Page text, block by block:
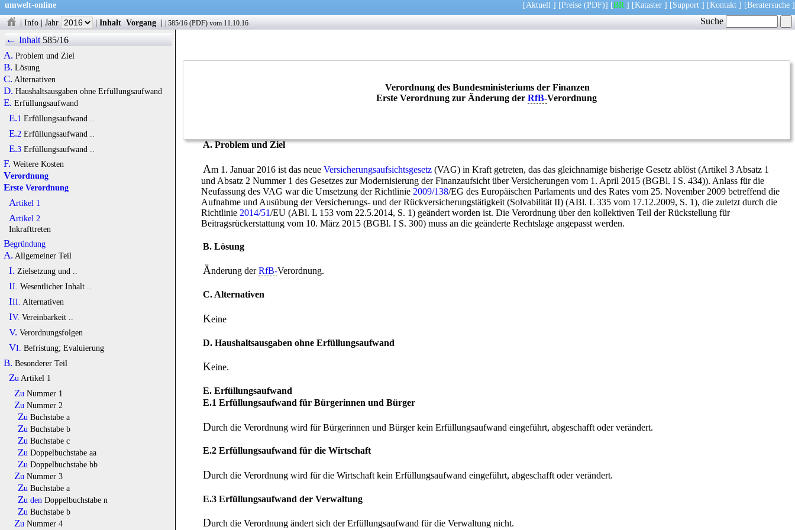
umwelt-online [Aktuell ] [Preise (PDF)] [BR ] [Kataster ] [Support ] [Kontakt ] [Beratersuche ]
| Info | Jahr | Inhalt Vorgang | 585/16 (PDF) vom 11.10.16
Verordnung des Bundesministeriums der Finanzen
Erste Verordnung zur Änderung der RfB-Verordnung
A. Problem und Ziel
Am 1. Januar 2016 ist das neueVersicherungsaufsichtsgesetz (VAG) in Kraft getreten, das das gleichnamige bisherige Gesetz ablöst (Artikel 3 Absatz 1
und Absatz 2 Nummer 1 des Gesetzes zur Modernisierung der Finanzaufsicht über Versicherungen vom 1. April 2015 (BGBl. I S. 434)). Anlass für die
Neufassung des VAG war die Umsetzung der Richtlinie 2009/138/EG des Europäischen Parlaments und des Rates vom 25. November 2009 betreffend die
Aufnahme und Ausübung der Versicherungs- und der Rückversicherungstätigkeit (Solvabilität II) (ABl. L 335 vom 17.12.2009, S. 1), die zuletzt durch die
Richtlinie 2014/51/EU (ABl. L 153 vom 22.5.2014, S. 1) geändert worden ist. Die Verordnung über den kollektiven Teil der Rückstellung für
Beitragsrückerstattung vom 10. März 2015 (BGBl. I S. 300) muss an die geänderte Rechtslage angepasst werden.
B. Lösung
Änderung derRfB-Verordnung.
C. Alternativen
Keine
D. Haushaltsausgaben ohne Erfüllungsaufwand
Keine.
E. Erfüllungsaufwand
E.1 Erfüllungsaufwand für Bürgerinnen und Bürger
Durch die Verordnung wird für Bürgerinnen und Bürger kein Erfüllungsaufwand eingeführt, abgeschafft oder verändert.
E.2 Erfüllungsaufwand für die Wirtschaft
Durch die Verordnung wird für die Wirtschaft kein Erfüllungsaufwand eingeführt, abgeschafft oder verändert.
E.3 Erfüllungsaufwand der Verwaltung
Durch die Verordnung ändert sich der Erfüllungsaufwand für die Verwaltung nicht.
← Inhalt 585/16
A. Problem und Ziel
B. Lösung
C. Alternativen
D. Haushaltsausgaben ohne Erfüllungsaufwand
E. Erfüllungsaufwand
E.1 Erfüllungsaufwand ..
E.2 Erfüllungsaufwand ..
E.3Erfüllungsaufwand ..
F. Weitere Kosten
Verordnung
Erste Verordnung
Artikel 1
Artikel 2
Inkrafttreten
Begründung
A. Allgemeiner Teil
I. Zielsetzung und ..
II. Wesentlicher Inhalt ..
III. Alternativen
IV. Vereinbarkeit ..
V. Verordnungsfolgen
VI. Befristung; Evaluierung
B. Besonderer Teil
ZuArtikel 1
ZuNummer 1
ZuNummer 2
ZuBuchstabe a
ZuBuchstabe b
ZuBuchstabe c
ZuDoppelbuchstabe aa
ZuDoppelbuchstabe bb
ZuNummer 3
ZuBuchstabe a
Zu denDoppelbuchstabe n
ZuBuchstabe b
ZuNummer 4
Suche